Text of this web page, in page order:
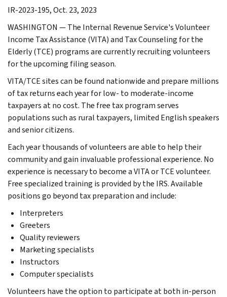
IR-2023-195, Oct. 23, 2023
WASHINGTON — The Internal Revenue Service's Volunteer
Income Tax Assistance (VITA) and Tax Counseling for the
Elderly (TCE) programs are currently recruiting volunteers
for the upcoming filing season.
VITA/TCE sites can be found nationwide and prepare millions
of tax returns each year for low- to moderate-income
taxpayers at no cost. The free tax program serves
populations such as rural taxpayers, limited English speakers
and senior citizens.
Each year thousands of volunteers are able to help their
community and gain invaluable professional experience. No
experience is necessary to become a VITA or TCE volunteer.
Free specialized training is provided by the IRS. Available
positions go beyond tax preparation and include:
Interpreters
Greeters
Quality reviewers
Marketing specialists
Instructors
Computer specialists
Volunteers have the option to participate at both in-person